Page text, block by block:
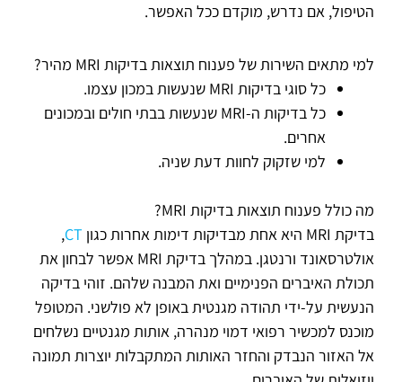
הטיפול, אם נדרש, מוקדם ככל האפשר.
למי מתאים השירות של פענוח תוצאות בדיקות MRI מהיר?
כל סוגי בדיקות MRI שנעשות במכון עצמו.
כל בדיקות ה-MRI שנעשות בבתי חולים ובמכונים
אחרים.
למי שזקוק לחוות דעת שניה.
מה כולל פענוח תוצאות בדיקות MRI?
בדיקת MRI היא אחת מבדיקות דימות אחרות כגון
CT
,
אולטרסאונד ורנטגן. במהלך בדיקת MRI אפשר לבחון את
תכולת האיברים הפנימיים ואת המבנה שלהם. זוהי בדיקה
הנעשית על-ידי תהודה מגנטית באופן לא פולשני. המטופל
מוכנס למכשיר רפואי דמוי מנהרה, אותות מגנטיים נשלחים
אל האזור הנבדק והחזר האותות המתקבלות יוצרות תמונה